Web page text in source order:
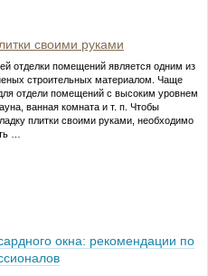
своими руками
отделки помещений является одним из
строительных материалом. Чаще
отдели помещений с высоким уровнем
ванная комната и т. п. Чтобы
плитки своими руками, необходимо
…
окна: рекомендации по